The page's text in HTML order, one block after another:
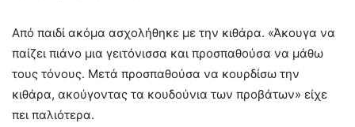
Από παιδί ακόμα ασχολήθηκε με την κιθάρα. «Άκουγα να
παίζει πιάνο μια γειτόνισσα και προσπαθούσα να μάθω
τους τόνους. Μετά προσπαθούσα να κουρδίσω την
κιθάρα, ακούγοντας τα κουδούνια των προβάτων» είχε
πει παλιότερα.